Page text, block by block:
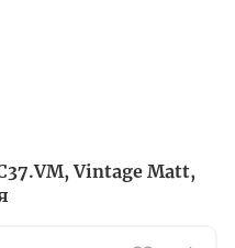
Vintage Matt,